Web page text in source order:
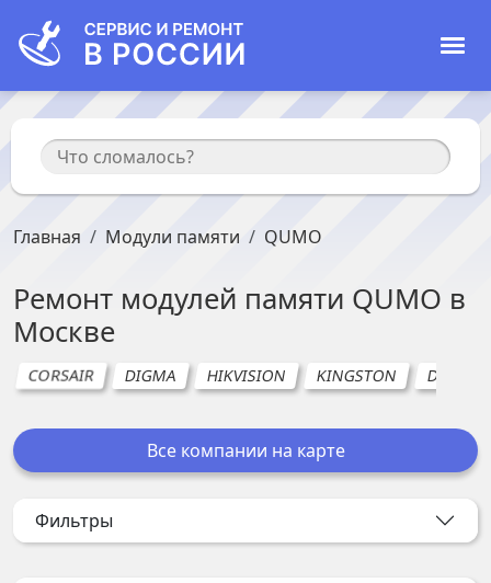
Главная Модули памяти QUMO
Ремонт модулей памяти QUMO в
Москве
CORSAIR DIGMA HIKVISION KINGSTON DELL
Все компании на карте
Фильтры